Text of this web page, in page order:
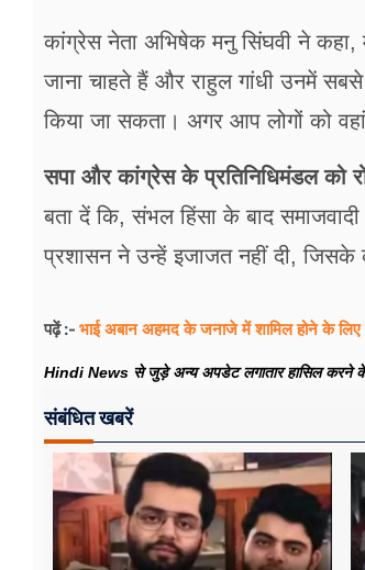
कांग्रेस नेता अभिषेक मनु सिंघवी ने
जाना चाहते हैं और राहुल गांधी उनमें
किया जा सकता। अगर आप लोगों को
सपा और कांग्रेस के प्रतिनिधिमंडल को
बता दें कि, संभल हिंसा के बाद
प्रशासन ने उन्हें इजाजत नहीं दी, जिसके
पढ़ें :- भाई अबान अहमद के जनाजे में शामिल होने के लिए
Hindi News से जुड़े अन्य अपडेट लगातार हासिल करने
संबंधित खबरें